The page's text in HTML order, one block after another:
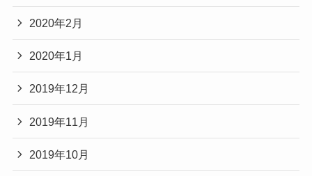
2020年2月
2020年1月
2019年12月
2019年11月
2019年10月